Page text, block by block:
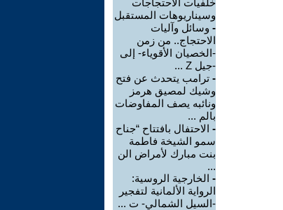
خلفيات الاحتجاجات
وسيناريوهات المستقبل
- وسائل وآليات
الاحتجاج.. من زمن
-الخصيان الأقوياء- إلى
-جيل Z ...
- ترامب يتحدث عن فتح
وشيك لمصيق هرمز
ونائبه يصف المفاوضات
بالم ...
- الاحتفال بافتتاح “جناح
سمو الشيخة فاطمة
بنت مبارك لأمراض الن
...
- الخارجية الروسية:
الرواية الألمانية لتفجير
-السيل الشمالي- ت ...